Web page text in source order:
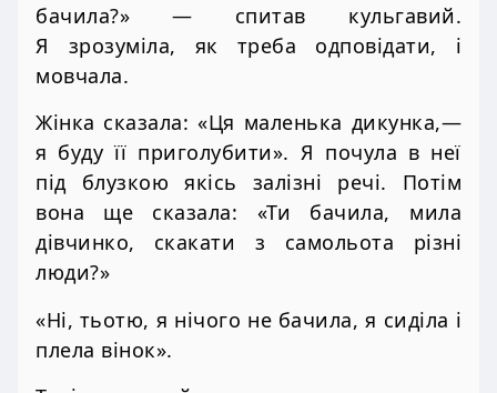
бачила?» — спитав кульгавий.
Я зрозуміла, як треба одповідати, і
мовчала.
Жінка сказала: «Ця маленька дикунка,—
я буду її приголубити». Я почула в неї
під блузкою якісь залізні речі. Потім
вона ще сказала: «Ти бачила, мила
дівчинко, скакати з самольота різні
люди?»
«Ні, тьотю, я нічого не бачила, я сиділа і
плела вінок».